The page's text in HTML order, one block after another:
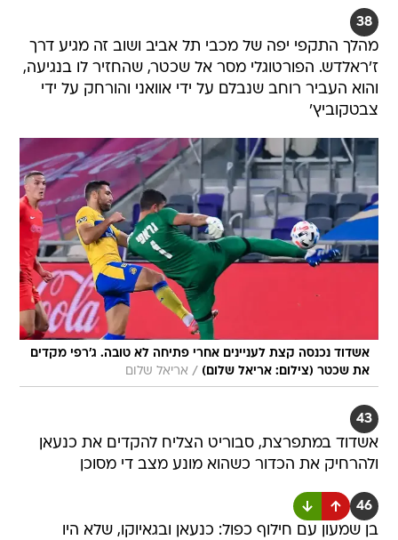
38
מהלך התקפי יפה של מכבי תל אביב ושוב זה מגיע דרך
ז'ראלדש. הפורטוגלי מסר אל שכטר, שהחזיר לו בנגיעה,
והוא העביר רוחב שנבלם על ידי אוואני והורחק על ידי
צבטקוביץ'
אשדוד נכנסה קצת לעניינים אחרי פתיחה לא טובה. ג'רפי מקדים
את שכטר (צילום: אריאל שלום) / אריאל שלום
43
אשדוד במתפרצת, סבוריט הצליח להקדים את כנעאן
ולהרחיק את הכדור כשהוא מונע מצב די מסוכן
46
בן שמעון עם חילוף כפול: כנעאן ובגאיוקו, שלא היו